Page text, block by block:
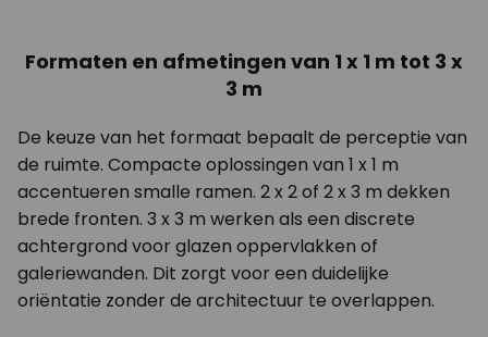
Formaten en afmetingen van 1 x 1 m tot 3 x
3 m
De keuze van het formaat bepaalt de perceptie van
de ruimte. Compacte oplossingen van 1 x 1 m
accentueren smalle ramen. 2 x 2 of 2 x 3 m dekken
brede fronten. 3 x 3 m werken als een discrete
achtergrond voor glazen oppervlakken of
galeriewanden. Dit zorgt voor een duidelijke
oriëntatie zonder de architectuur te overlappen.